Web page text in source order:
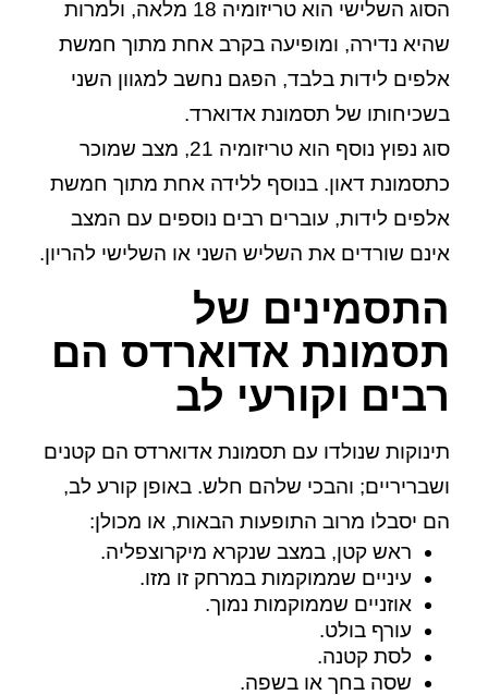
הסוג השלישי הוא טריזומיה 18 מלאה, ולמרות
שהיא נדירה, ומופיעה בקרב אחת מתוך חמשת
אלפים לידות בלבד, הפגם נחשב למגוון השני
בשכיחותו של תסמונת אדוארד.
סוג נפוץ נוסף הוא טריזומיה 21, מצב שמוכר
כתסמונת דאון. בנוסף ללידה אחת מתוך חמשת
אלפים לידות, עוברים רבים נוספים עם המצב
אינם שורדים את השליש השני או השלישי להריון.
התסמינים של
תסמונת אדוארדס הם
רבים וקורעי לב
תינוקות שנולדו עם תסמונת אדוארדס הם קטנים
ושבריריים; והבכי שלהם חלש. באופן קורע לב,
הם יסבלו מרוב התופעות הבאות, או מכולן:
ראש קטן, במצב שנקרא מיקרוצפליה.
עיניים שממוקמות במרחק זו מזו.
אוזניים שממוקמות נמוך.
עורף בולט.
לסת קטנה.
שסה בחך או בשפה.